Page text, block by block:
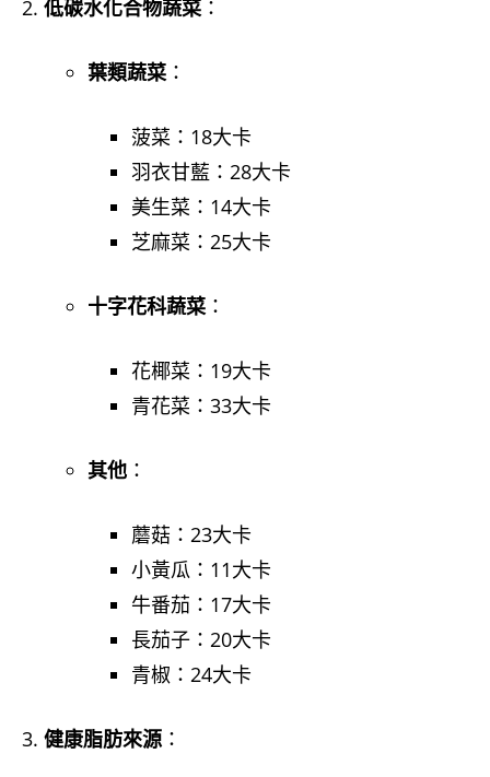
低碳水化合物蔬菜：
葉類蔬菜：
菠菜：18大卡
羽衣甘藍：28大卡
美生菜：14大卡
芝麻菜：25大卡
十字花科蔬菜：
花椰菜：19大卡
青花菜：33大卡
其他 ：
蘑菇：23大卡
小黃瓜：11大卡
牛番茄：17大卡
長茄子：20大卡
青椒：24大卡
健康脂肪來源 ：